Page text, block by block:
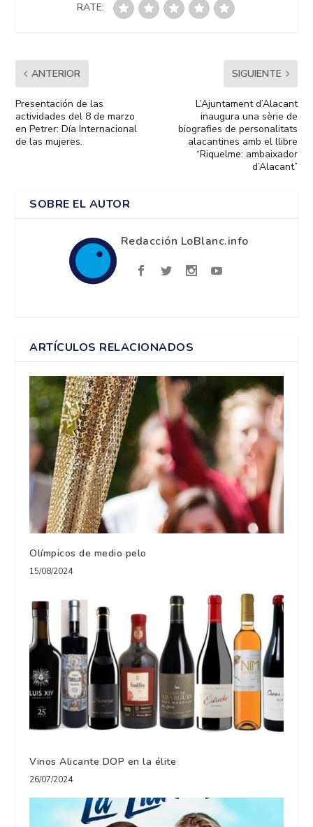
RATE:
ANTERIOR
Presentación de las
actividades del 8 de marzo
en Petrer: Día Internacional
de las mujeres.
SIGUIENTE
L’Ajuntament d’Alacant
inaugura una sèrie de
biografies de personalitats
alacantines amb el llibre
“Riquelme: ambaixador
d’Alacant”
SOBRE EL AUTOR
Redacción LoBlanc.info
ARTÍCULOS RELACIONADOS
Olímpicos de medio pelo
15/08/2024
Vinos Alicante DOP en la élite
26/07/2024